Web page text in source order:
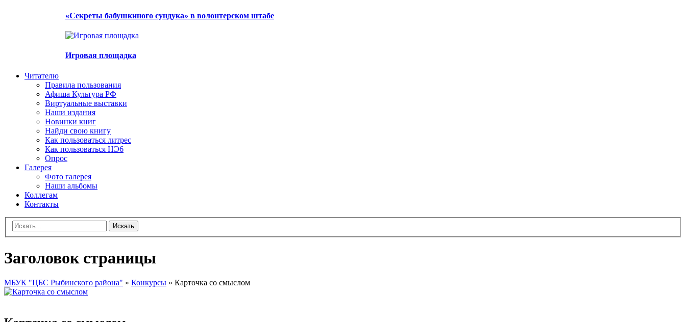
«Секреты бабушкиного сундука» в волонтерском штабе
Игровая площадка
Читателю
Правила пользования
Афиша Культура РФ
Виртуальные выставки
Наши издания
Новинки книг
Найди свою книгу
Как пользоваться литрес
Как пользоваться НЭ6
Опрос
Галерея
Фото галерея
Наши альбомы
Коллегам
Контакты
Искать
Заголовок страницы
МБУК "ЦБС Рыбинского района" » Конкурсы » Карточка со смыслом